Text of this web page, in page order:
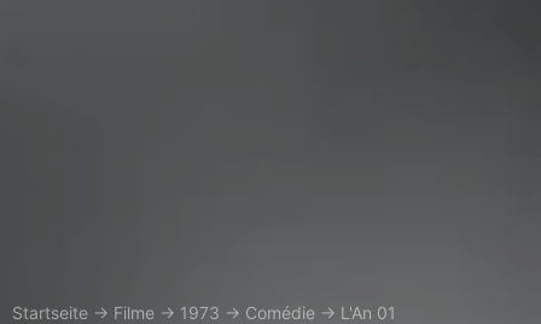
Startseite → Filme → 1973 → Comédie → L'An 01